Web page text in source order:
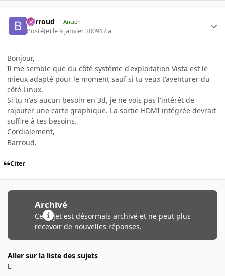
Barroud Ancien
Posté(e) le 9 janvier 200917 a
Bonjour,
Il me semble que du côté système d'exploitation Vista est le
mieux adapté pour le moment sauf si tu veux t'aventurer du
côté Linux.
Si tu n'as aucun besoin en 3d, je ne vois pas l'intérêt de
rajouter une carte graphique. La sortie HDMI intégrée devrait
suffire à tes besoins.
Cordialement,
Barroud.
Citer
Archivé
Ce sujet est désormais archivé et ne peut plus
recevoir de nouvelles réponses.
Aller sur la liste des sujets